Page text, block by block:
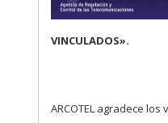
VINCULADOS».
ARCOTEL agradece